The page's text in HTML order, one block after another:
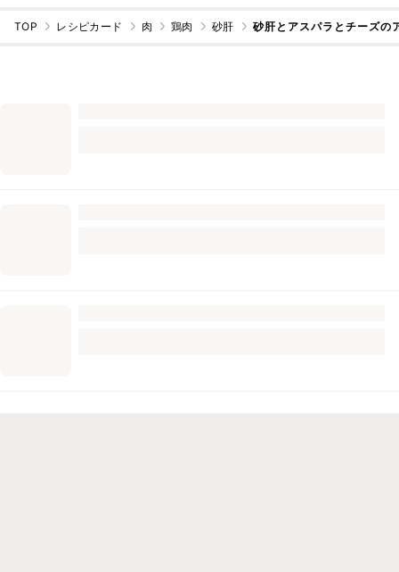
TOP レシピカード 肉 鶏肉 砂肝 砂肝とアスパラとチーズの